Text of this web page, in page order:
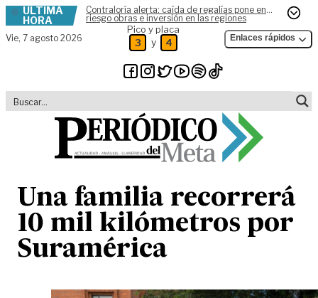
Skip to content
ÚLTIMA
HORA
Contraloría alerta: caída de regalías pone en
riesgo obras e inversión en las regiones
Vie, 7 agosto 2026
Pico y placa
3 y 4 Enlaces rápidos
Una familia recorrerá
10 mil kilómetros por
Suramérica